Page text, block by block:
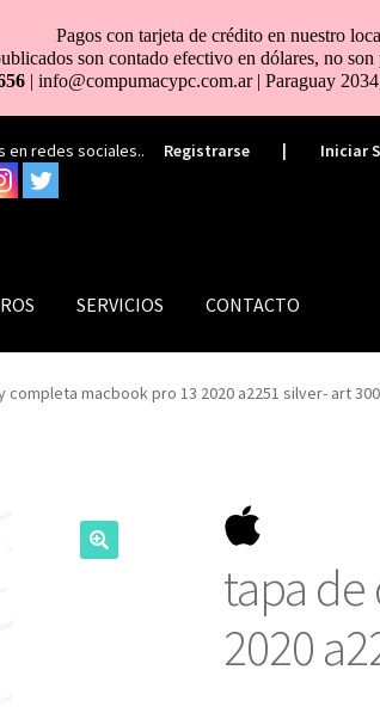
en redes sociales.. Registrarse | Iniciar
SERVICIOS CONTACTO
completa macbook pro 13 2020 a2251 silver- art
tapa
2020
Pagos con tarjeta de crédito en nuestro
son contado efectivo en dólares, no
| info@compumacypc.com.ar | Paraguay